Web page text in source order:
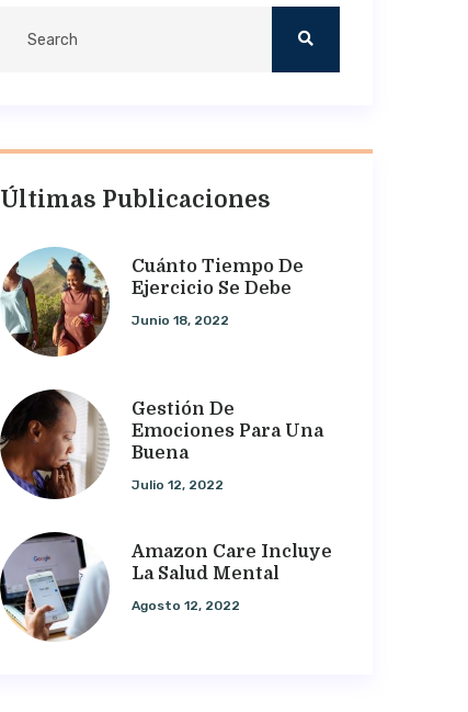
Últimas Publicaciones
Cuánto Tiempo De
Ejercicio Se Debe
Junio 18, 2022
Gestión De
Emociones Para Una
Buena
Julio 12, 2022
Amazon Care Incluye
La Salud Mental
Agosto 12, 2022